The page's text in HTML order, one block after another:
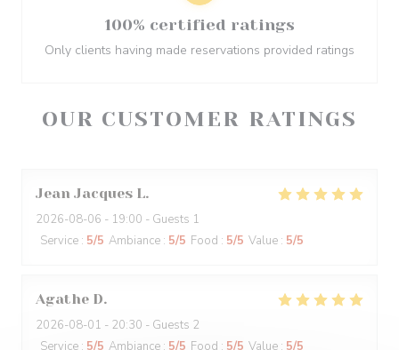
OUR CUSTOMER RATINGS
Jean Jacques L
2026-08-06 - 19:00 - Guests 1
Service : 5/5 Ambiance : 5/5 Food : 5/5 Value : 5/5
Agathe D
2026-08-01 - 20:30 - Guests 2
Service : 5/5 Ambiance : 5/5 Food : 5/5 Value : 5/5
100% certified ratings
Only clients having made reservations provided ratings